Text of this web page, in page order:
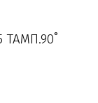
ΤΑΜΠ.90˚